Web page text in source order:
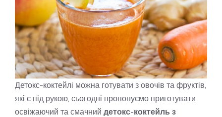
Детокс-коктейлі можна готувати з овочів та фруктів,
які є під рукою, сьогодні пропонуємо приготувати
освіжаючий та смачний детокс-коктейль з